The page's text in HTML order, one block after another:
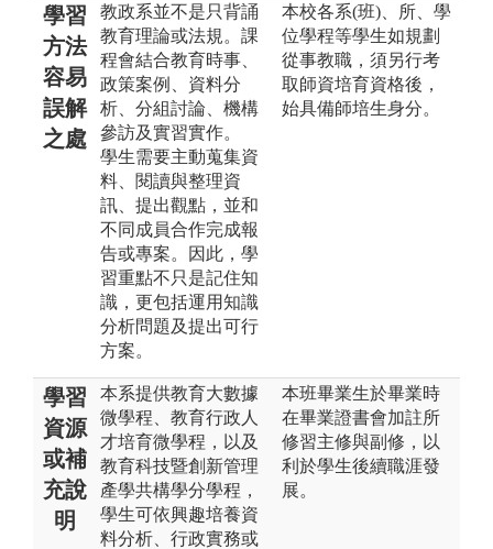
學習
方法
容易
誤解
之處
教政系並不是只背誦
教育理論或法規。課
程會結合教育時事、
政策案例、資料分
析、分組討論、機構
參訪及實習實作。
學生需要主動蒐集資
料、閱讀與整理資
訊、提出觀點，並和
不同成員合作完成報
告或專案。因此，學
習重點不只是記住知
識，更包括運用知識
分析問題及提出可行
方案。
本校各系(班)、所、學
位學程等學生如規劃
從事教職，須另行考
取師資培育資格後，
始具備師培生身分。
學習
資源
或補
充說
明
本系提供教育大數據
微學程、教育行政人
才培育微學程，以及
教育科技暨創新管理
產學共構學分學程，
學生可依興趣培養資
料分析、行政實務或
本班畢業生於畢業時
在畢業證書會加註所
修習主修與副修，以
利於學生後續職涯發
展。